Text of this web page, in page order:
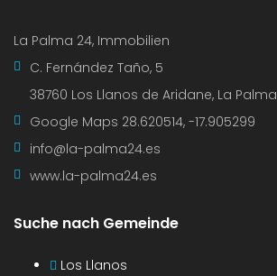
La Palma 24, Immobilien
C. Fernández Taño, 5
38760 Los Llanos de Aridane, La Palma
Google Maps 28.620514, -17.905299
info@la-palma24.es
www.la-palma24.es
Suche nach Gemeinde
Los Llanos